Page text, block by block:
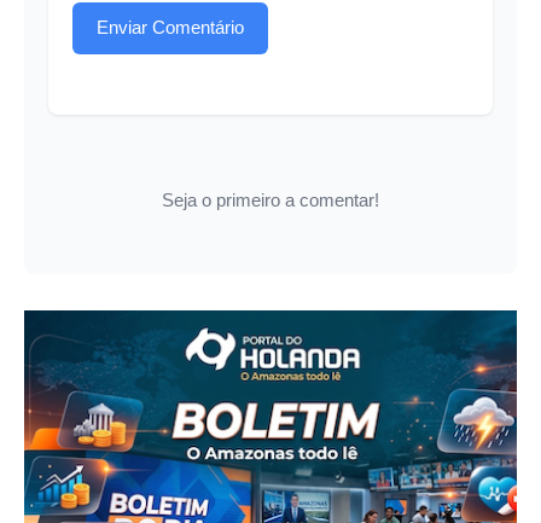
Enviar Comentário
Seja o primeiro a comentar!